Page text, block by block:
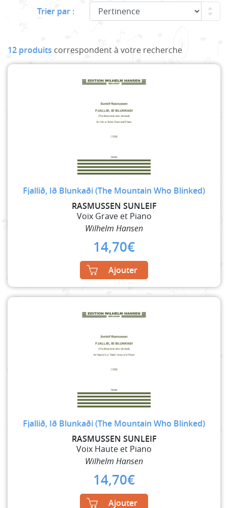
Trier par :
12 produits correspondent à votre recherche
Fjallið, Ið Blunkaði (The Mountain Who Blinked)
RASMUSSEN SUNLEIF
Voix Grave et Piano
Wilhelm Hansen
14,70€
Ajouter
Fjallið, Ið Blunkaði (The Mountain Who Blinked)
RASMUSSEN SUNLEIF
Voix Haute et Piano
Wilhelm Hansen
14,70€
Ajouter